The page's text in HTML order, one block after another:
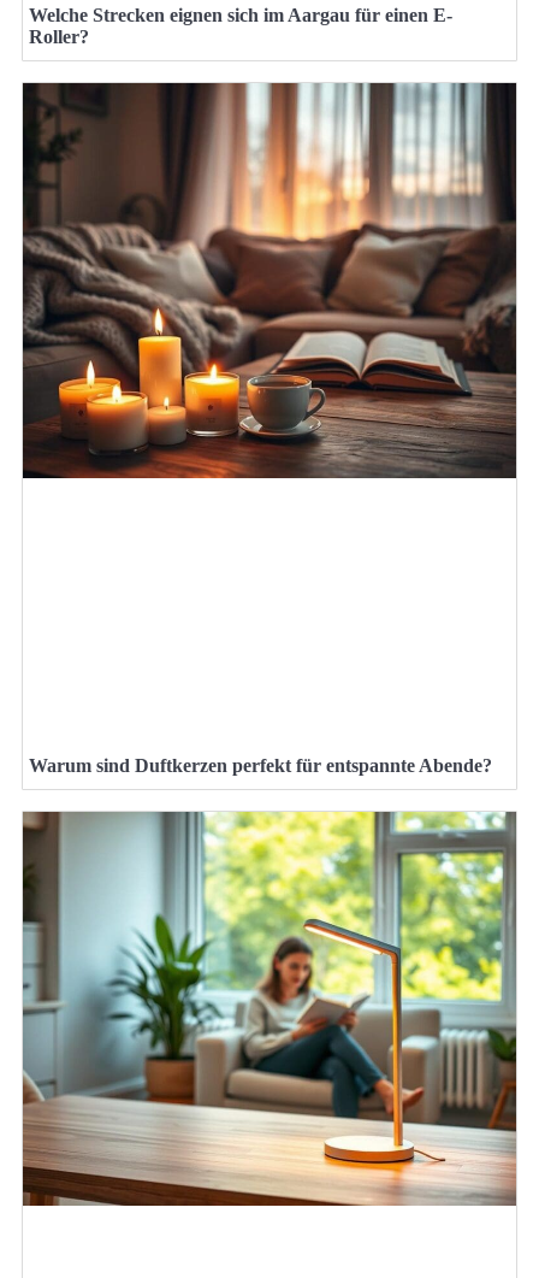
Welche Strecken eignen sich im Aargau für einen E-
Roller?
Warum sind Duftkerzen perfekt für entspannte Abende?